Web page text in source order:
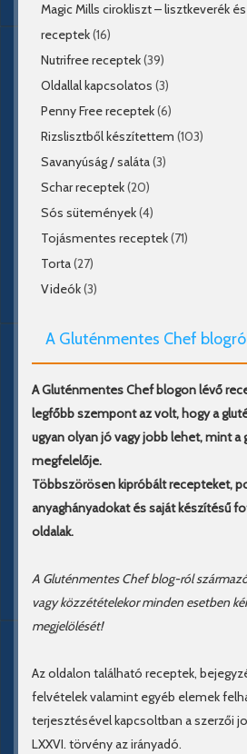
Magic Mills cirokliszt – lisztkeverék
receptek(16)
Nutrifree receptek(39)
Oldallal kapcsolatos (3)
Penny Free receptek(6)
Rizslisztből készítettem (103)
Savanyúság / saláta(3)
Schar receptek(20)
Sós sütemények(4)
Tojásmentes receptek(71)
Torta(27)
Videók(3)
A Gluténmentes Chef
A Gluténmentes Chef blogon lévő
legfőbb szempont az volt, hogy a
ugyan olyan jó vagy jobb lehet, mint a
megfelelője.
Többszörösen kipróbált recepteket,
anyaghányadokat és saját készítésű
oldalak.
A Gluténmentes Chef blog-ról
vagy közzétételekor minden esetben
megjelölését!
Az oldalon található receptek,
felvételek valamint egyéb elemek
terjesztésével kapcsoltban a szerzői
LXXVI. törvény az irányadó.